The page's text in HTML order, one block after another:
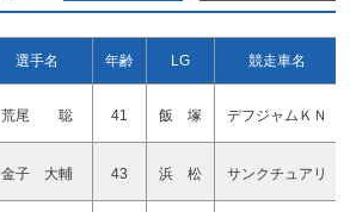
選手名 年齢 LG 競走車名
荒尾 聡 41 飯 塚 デフジャムＫＮ
金子 大輔 43 浜 松 サンクチュアリ